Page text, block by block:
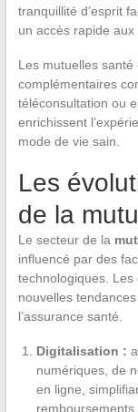
tranquillité d’esprit
un accès rapide aux
Les mutuelles
complémentaires
téléconsultation ou
enrichissent
mode de vie sain.
Les
de la
Le secteur de la
influencé par des
technologiques.
nouvelles
l’assurance santé.
Digitalisation :
numériques, de
en ligne,
remboursements.